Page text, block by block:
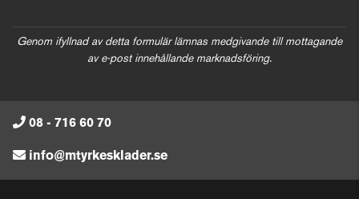
Genom ifyllnad av detta formulär lämnas medgivande till mottagande
av e-post innehållande marknadsföring.
08 - 716 60 70
info@mtyrkesklader.se